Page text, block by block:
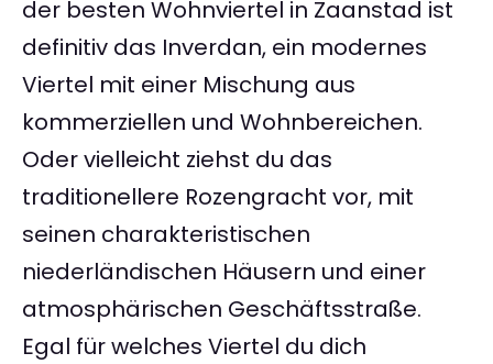
der besten Wohnviertel in Zaanstad ist
definitiv das Inverdan, ein modernes
Viertel mit einer Mischung aus
kommerziellen und Wohnbereichen.
Oder vielleicht ziehst du das
traditionellere Rozengracht vor, mit
seinen charakteristischen
niederländischen Häusern und einer
atmosphärischen Geschäftsstraße.
Egal für welches Viertel du dich